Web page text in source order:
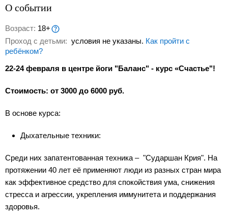
О событии
Возраст: 18+
Проход с детьми: условия не указаны. Как пройти с
ребёнком?
22-24 февраля в центре йоги "Баланс" - курс «Счастье"!
Стоимость: от 3000 до 6000 руб.
В основе курса:
Дыхательные техники:
Среди них запатентованная техника – "Сударшан Крия". На
протяжении 40 лет её применяют люди из разных стран мира
как эффективное средство для спокойствия ума, снижения
стресса и агрессии, укрепления иммунитета и поддержания
здоровья.